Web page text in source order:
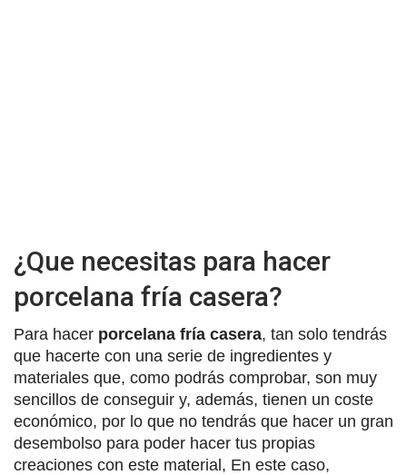
¿Que necesitas para hacer
porcelana fría casera?
Para hacer porcelana fría casera, tan solo tendrás
que hacerte con una serie de ingredientes y
materiales que, como podrás comprobar, son muy
sencillos de conseguir y, además, tienen un coste
económico, por lo que no tendrás que hacer un gran
desembolso para poder hacer tus propias
creaciones con este material, En este caso,